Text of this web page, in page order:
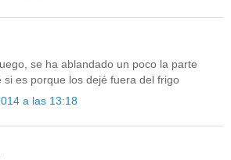
se ha ablandado un poco la parte
si es porque los dejé fuera del frigo
a las 13:18